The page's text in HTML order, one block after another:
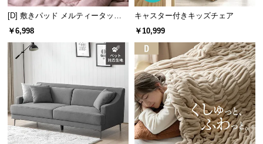
[D] 敷きパッド メルティータッチ
マイクロファイバー
￥6,998
キャスター付きキッズチェア
￥10,999